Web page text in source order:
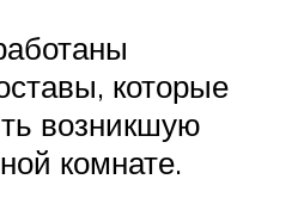
которые
возникшую
комнате.